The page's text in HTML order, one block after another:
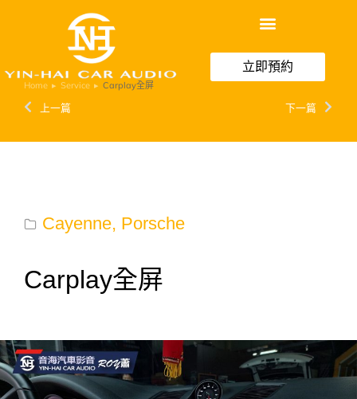
立即預約
You are here:
Home Service Carplay全屏
上一篇 下一篇
Cayenne, Porsche
Carplay全屏